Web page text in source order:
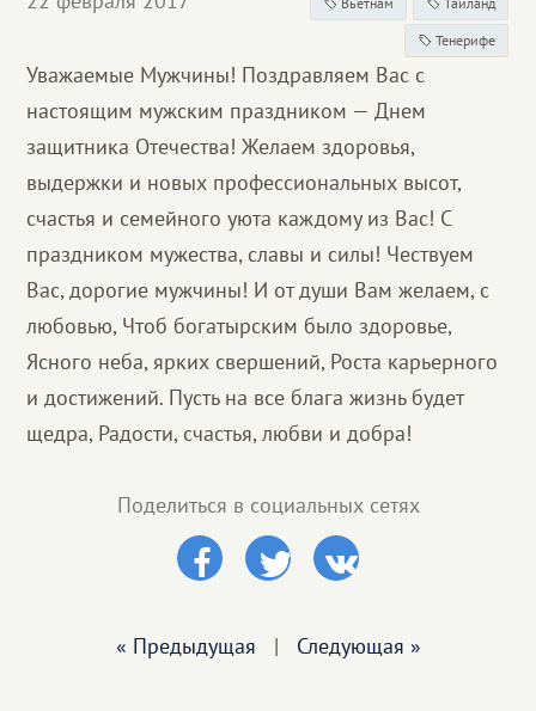
Благотворительность
Тенерифе
Уважаемые Мужчины! Поздравляем Вас с
настоящим мужским праздником — Днем
защитника Отечества! Желаем здоровья,
выдержки и новых профессиональных высот,
счастья и семейного уюта каждому из Вас! С
праздником мужества, славы и силы! Чествуем
Вас, дорогие мужчины! И от души Вам желаем, с
любовью, Чтоб богатырским было здоровье,
Ясного неба, ярких свершений, Роста карьерного
и достижений. Пусть на все блага жизнь будет
щедра, Радости, счастья, любви и добра!
Поделиться в социальных сетях
« Предыдущая | Следующая »